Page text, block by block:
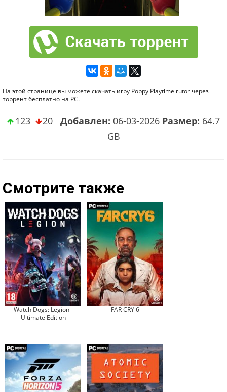
На этой странице вы можете скачать игру Poppy Playtime rutor через
торрент бесплатно на PC.
123 20 Добавлен: 06-03-2026 Размер: 64.7
GB
Смотрите также
Watch Dogs: Legion -
Ultimate Edition
FAR CRY 6